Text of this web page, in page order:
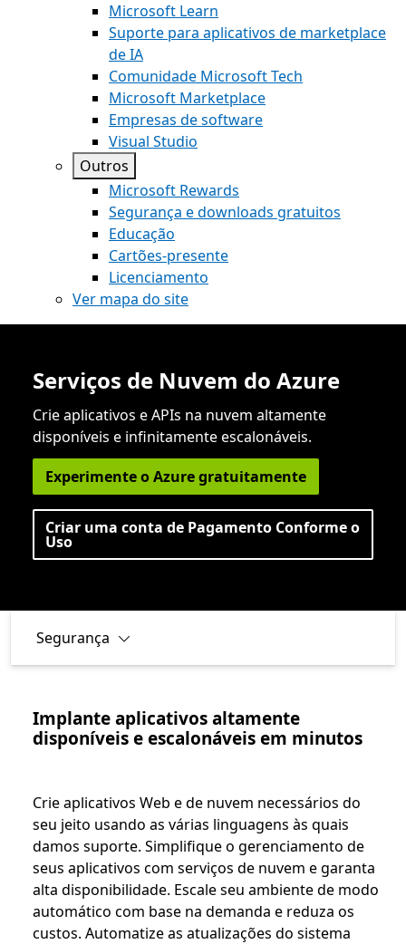
Microsoft Learn
Suporte para aplicativos de marketplace
de IA
Comunidade Microsoft Tech
Microsoft Marketplace
Empresas de software
Visual Studio
Outros
Microsoft Rewards
Segurança e downloads gratuitos
Educação
Cartões-presente
Licenciamento
Ver mapa do site
Serviços de Nuvem do Azure
Crie aplicativos e APIs na nuvem altamente
disponíveis e infinitamente escalonáveis.
Experimente o Azure gratuitamente
Criar uma conta de Pagamento Conforme o
Uso
Segurança
Implante aplicativos altamente
disponíveis e escalonáveis em minutos
Crie aplicativos Web e de nuvem necessários do
seu jeito usando as várias linguagens às quais
damos suporte. Simplifique o gerenciamento de
seus aplicativos com serviços de nuvem e garanta
alta disponibilidade. Escale seu ambiente de modo
automático com base na demanda e reduza os
custos. Automatize as atualizações do sistema